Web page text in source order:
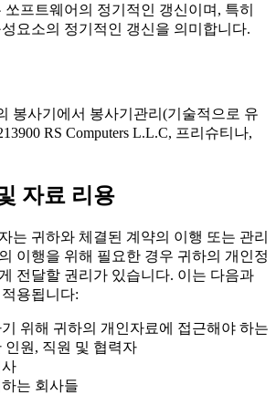
쏘프트웨어의 정기적인 갱신이며, 특히
요소의 정기적인 갱신을 의미합니다.
봉사기에서 봉사기관리(기술적으로 유
RS Computers L.L.C, 프리슈티나,
자료 리용
는 귀하와 체결된 계약의 이행 또는 관리
이행을 위해 필요한 경우 귀하의 개인정
전달할 권리가 있습니다. 이는 다음과
용됩니다:
위해 귀하의 개인자료에 접근해야 하는
인원, 직원 및 협력자
는 회사들